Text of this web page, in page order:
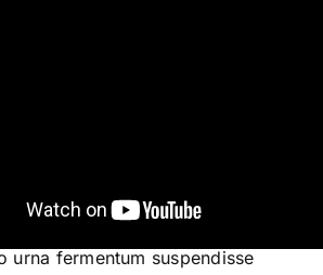
porta ultricies magnis
name
urna fermentum suspendisse